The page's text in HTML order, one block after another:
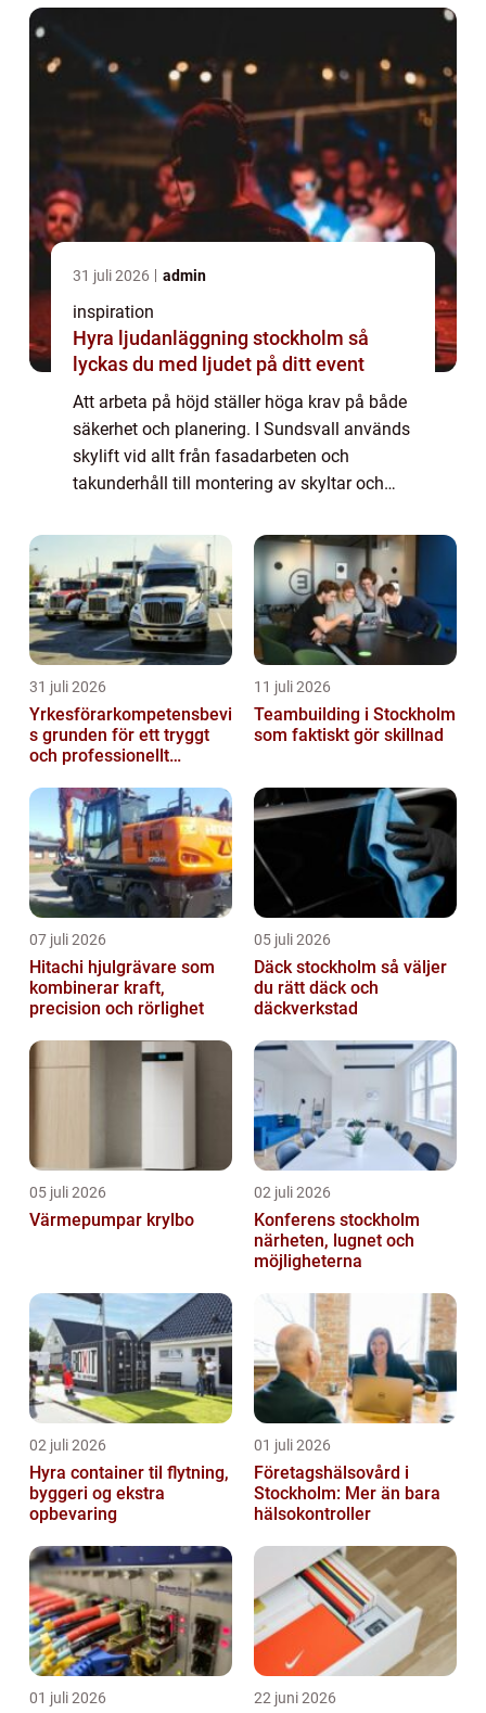
31 juli 2026 admin
inspiration
Hyra ljudanläggning stockholm så
lyckas du med ljudet på ditt event
Att arbeta på höjd ställer höga krav på både
säkerhet och planering. I Sundsvall används
skylift vid allt från fasadarbeten och
takunderhåll till montering av skyltar och
och en lokal, erfaren leverantör ka...
31 juli 2026
Yrkesförarkompetensbevi
s grunden för ett tryggt
och professionellt
11 juli 2026
Teambuilding i Stockholm
som faktiskt gör skillnad
07 juli 2026
Hitachi hjulgrävare som
kombinerar kraft,
precision och rörlighet
05 juli 2026
Däck stockholm så väljer
du rätt däck och
däckverkstad
05 juli 2026
Värmepumpar krylbo
02 juli 2026
Konferens stockholm
närheten, lugnet och
möjligheterna
02 juli 2026
Hyra container til flytning,
byggeri og ekstra
opbevaring
01 juli 2026
Företagshälsovård i
Stockholm: Mer än bara
hälsokontroller
01 juli 2026 22 juni 2026